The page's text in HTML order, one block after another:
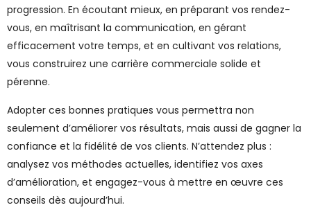
progression. En écoutant mieux, en préparant vos rendez-
vous, en maîtrisant la communication, en gérant
efficacement votre temps, et en cultivant vos relations,
vous construirez une carrière commerciale solide et
pérenne.
Adopter ces bonnes pratiques vous permettra non
seulement d’améliorer vos résultats, mais aussi de gagner la
confiance et la fidélité de vos clients. N’attendez plus :
analysez vos méthodes actuelles, identifiez vos axes
d’amélioration, et engagez-vous à mettre en œuvre ces
conseils dès aujourd’hui.